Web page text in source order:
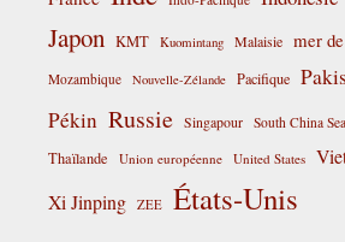
Japon KMT Kuomintang Malaisie mer
Mozambique Nouvelle-Zélande Pacifique
Pékin Russie Singapour South China Sea
Thaïlande Union européenne United States
Xi Jinping ZEE États-Unis